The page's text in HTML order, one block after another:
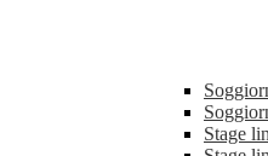
Stage